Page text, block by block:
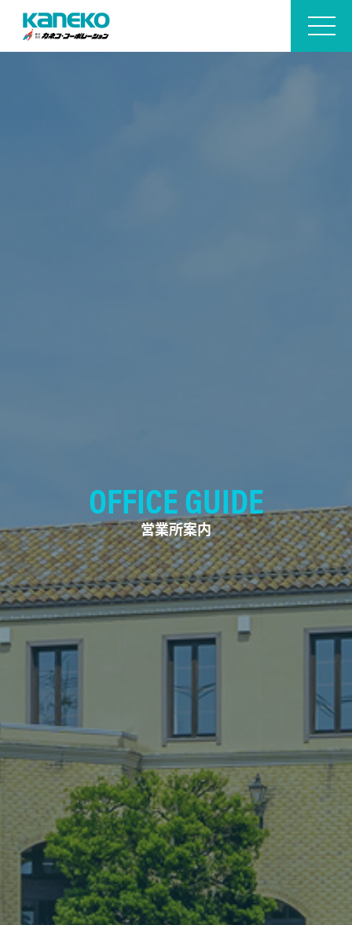
OFFICE GUIDE
営業所案内